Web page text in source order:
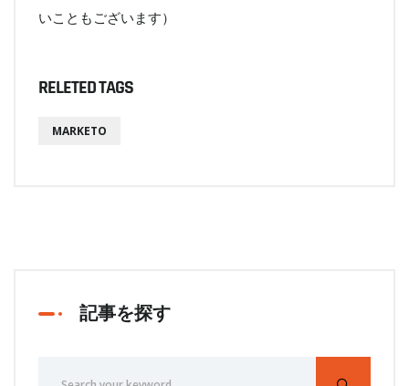
いこともございます）
RELETED TAGS
MARKETO
記事を探す